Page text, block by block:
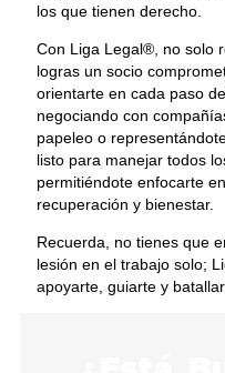
los que tienen derecho.
Con Liga Legal®, no solo
logras un socio
orientarte en cada paso
negociando con
papeleo o
listo para manejar todos
permitiéndote enfocarte
recuperación y bienestar.
Recuerda, no tienes que
lesión en el trabajo solo;
apoyarte, guiarte y